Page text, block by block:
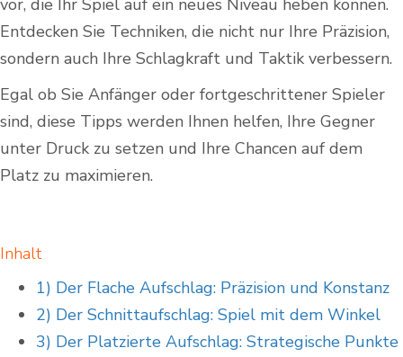
Entdecken Sie Techniken, die nicht nur Ihre Präzision,
sondern auch ⁣Ihre Schlagkraft und Taktik verbessern.
Egal ob Sie Anfänger oder fortgeschrittener Spieler
sind, diese Tipps werden⁢ Ihnen helfen, Ihre Gegner
unter⁣ Druck zu setzen und Ihre‍ Chancen auf dem
Platz ‍zu maximieren.
Inhalt
1) Der Flache Aufschlag: Präzision und Konstanz
2) Der ⁢Schnittaufschlag: Spiel mit dem Winkel
3) ​Der Platzierte Aufschlag: Strategische Punkte